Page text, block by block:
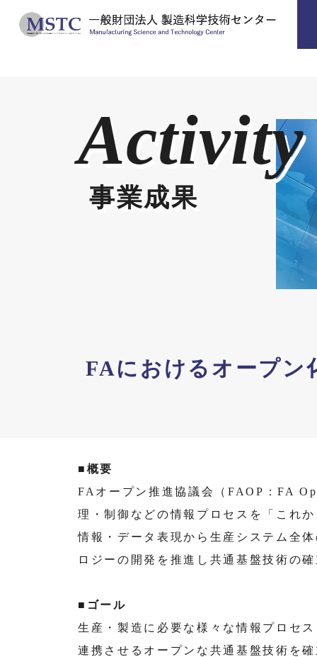
事業成果
FAにおけるオープン
■概要
FAオープン推進協議会（FAOP：FA
理・制御などの情報プロセスを「これ
情報・データ表現から生産システム全
ロジーの開発を推進し共通基盤技術の
■ゴール
生産・製造に必要な様々な情報プロセ
連携させるオープンな共通基盤技術を